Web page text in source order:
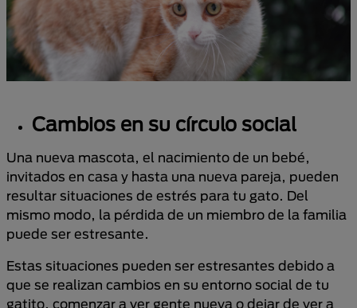
Cambios en su círculo social
Una nueva mascota, el nacimiento de un bebé,
invitados en casa y hasta una nueva pareja, pueden
resultar situaciones de estrés para tu gato. Del
mismo modo, la pérdida de un miembro de la familia
puede ser estresante.
Estas situaciones pueden ser estresantes debido a
que se realizan cambios en su entorno social de tu
gatito, comenzar a ver gente nueva o dejar de ver a